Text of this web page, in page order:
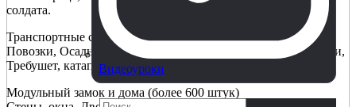
Видеоуроки
солдата.
Транспортные средства (x11)
Повозки, Осадные орудия (Баллисты, пушки, осадные башни,
Требушет, катапульта, Таран, мортира, Шлюпка
Модульный замок и дома (более 600 штук)